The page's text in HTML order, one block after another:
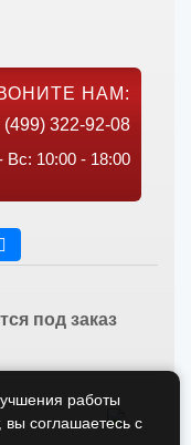
НАМ:
(499) 322-92-08
Вс: 10:00 - 18:00
под заказ
работы
вы соглашаетесь с